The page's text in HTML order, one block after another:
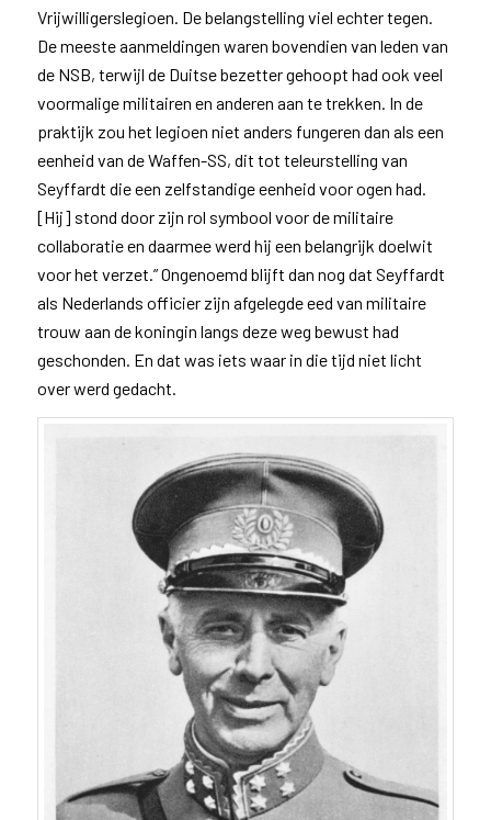
Vrijwilligerslegioen. De belangstelling viel echter tegen.
De meeste aanmeldingen waren bovendien van leden van
de NSB, terwijl de Duitse bezetter gehoopt had ook veel
voormalige militairen en anderen aan te trekken. In de
praktijk zou het legioen niet anders fungeren dan als een
eenheid van de Waffen-SS, dit tot teleurstelling van
Seyffardt die een zelfstandige eenheid voor ogen had.
[Hij] stond door zijn rol symbool voor de militaire
collaboratie en daarmee werd hij een belangrijk doelwit
voor het verzet.” Ongenoemd blijft dan nog dat Seyffardt
als Nederlands officier zijn afgelegde eed van militaire
trouw aan de koningin langs deze weg bewust had
geschonden. En dat was iets waar in die tijd niet licht
over werd gedacht.